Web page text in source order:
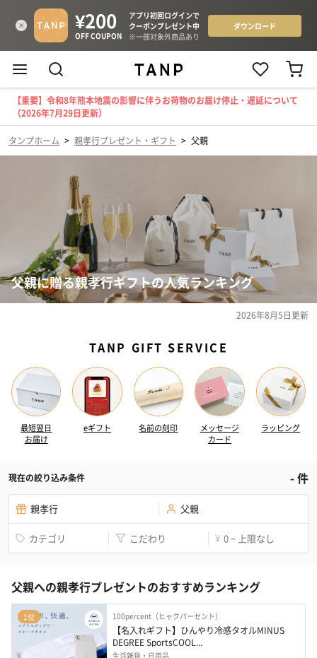
【重要】令和8年熊本地震の影響に伴うお荷物のお届け停止・遅延について
（2026年7月29日更新）
タンプホーム > 親孝行プレゼント・ギフト > 父親
父親に贈る親孝行ギフトの人気ランキング
2026年8月5日更新
TANP GIFT SERVICE
最短翌日
お届け
eギフト 名前の刻印
メッセージ
カード
ラッピング
現在の絞り込み条件 -件
親孝行 父親
カテゴリ こだわり ¥ 0 ~ 上限なし
父親への親孝行プレゼントのおすすめランキング
1位 100percent（ヒャクパーセント）
【名入れギフト】ひんやり冷感タオルMINUS
DEGREE SportsCOOL...
生活雑貨・日用品